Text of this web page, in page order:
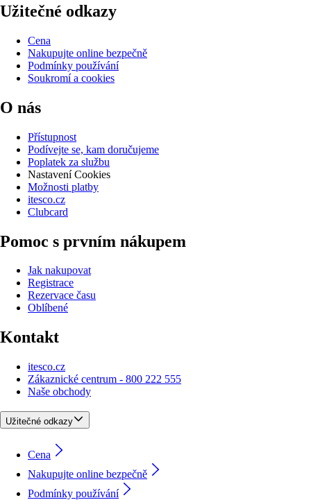
Užitečné odkazy
Cena
Nakupujte online bezpečně
Podmínky používání
Soukromí a cookies
O nás
Přístupnost
Podívejte se, kam doručujeme
Poplatek za službu
Nastavení Cookies
Možnosti platby
itesco.cz
Clubcard
Pomoc s prvním nákupem
Jak nakupovat
Registrace
Rezervace času
Oblíbené
Kontakt
itesco.cz
Zákaznické centrum - 800 222 555
Naše obchody
Užitečné odkazy
Cena
Nakupujte online bezpečně
Podmínky používání